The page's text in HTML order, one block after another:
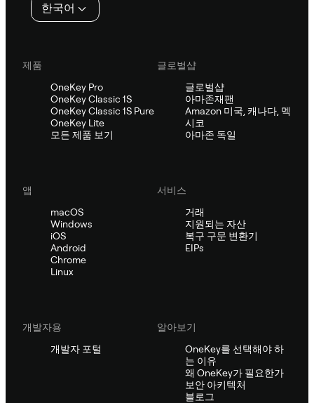
한국어
제품
OneKey Pro
OneKey Classic 1S
OneKey Classic 1S Pure
OneKey Lite
모든 제품 보기
글로벌샵
글로벌샵
아마존재팬
Amazon 미국, 캐나다, 멕
시코
아마존 독일
앱
macOS
Windows
iOS
Android
Chrome
Linux
서비스
거래
지원되는 자산
복구 구문 변환기
EIPs
개발자용
개발자 포털
알아보기
OneKey를 선택해야 하
는 이유
왜 OneKey가 필요한가
보안 아키텍처
블로그